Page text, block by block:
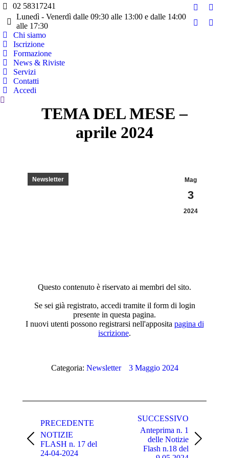
02 58317241
Lunedì - Venerdì dalle 09:30 alle 13:00 e dalle 14:00
alle 17:30
Facebook
pagepage
YouTube
Chi siamo
Iscrizione
Formazione
News & Riviste
Servizi
Contatti
Accedi
Cerca:
TEMA DEL MESE –
aprile 2024
Mag
3
2024
Newsletter
Questo contenuto è riservato ai membri del sito.
Se sei già registrato, accedi tramite il form di login
presente in questa pagina.
I nuovi utenti possono registrarsi nell'apposita pagina di
iscrizione.
Categoria: Newsletter 3 Maggio 2024
post
PRECEDENTE
Post
precedente:
NOTIZIE
FLASH n. 17 del
24-04-2024
SUCCESSIVO
Prossimo
post:
Anteprima n. 1
delle Notizie
Flash n.18 del